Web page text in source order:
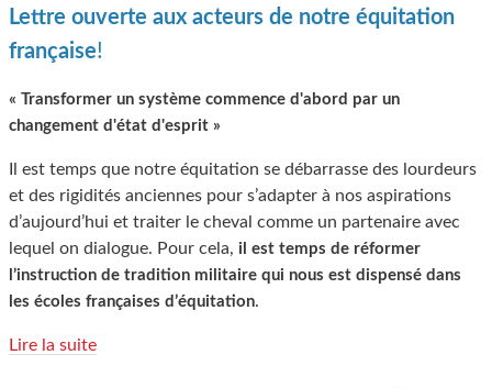
Lettre ouverte aux acteurs de notre équitation
française!
« Transformer un système commence d'abord par un
changement d'état d'esprit »
Il est temps que notre équitation se débarrasse des lourdeurs
et des rigidités anciennes pour s’adapter à nos aspirations
d’aujourd’hui et traiter le cheval comme un partenaire avec
lequel on dialogue. Pour cela, il est temps de réformer
l’instruction de tradition militaire qui nous est dispensé dans
les écoles françaises d’équitation.
Lire la suite